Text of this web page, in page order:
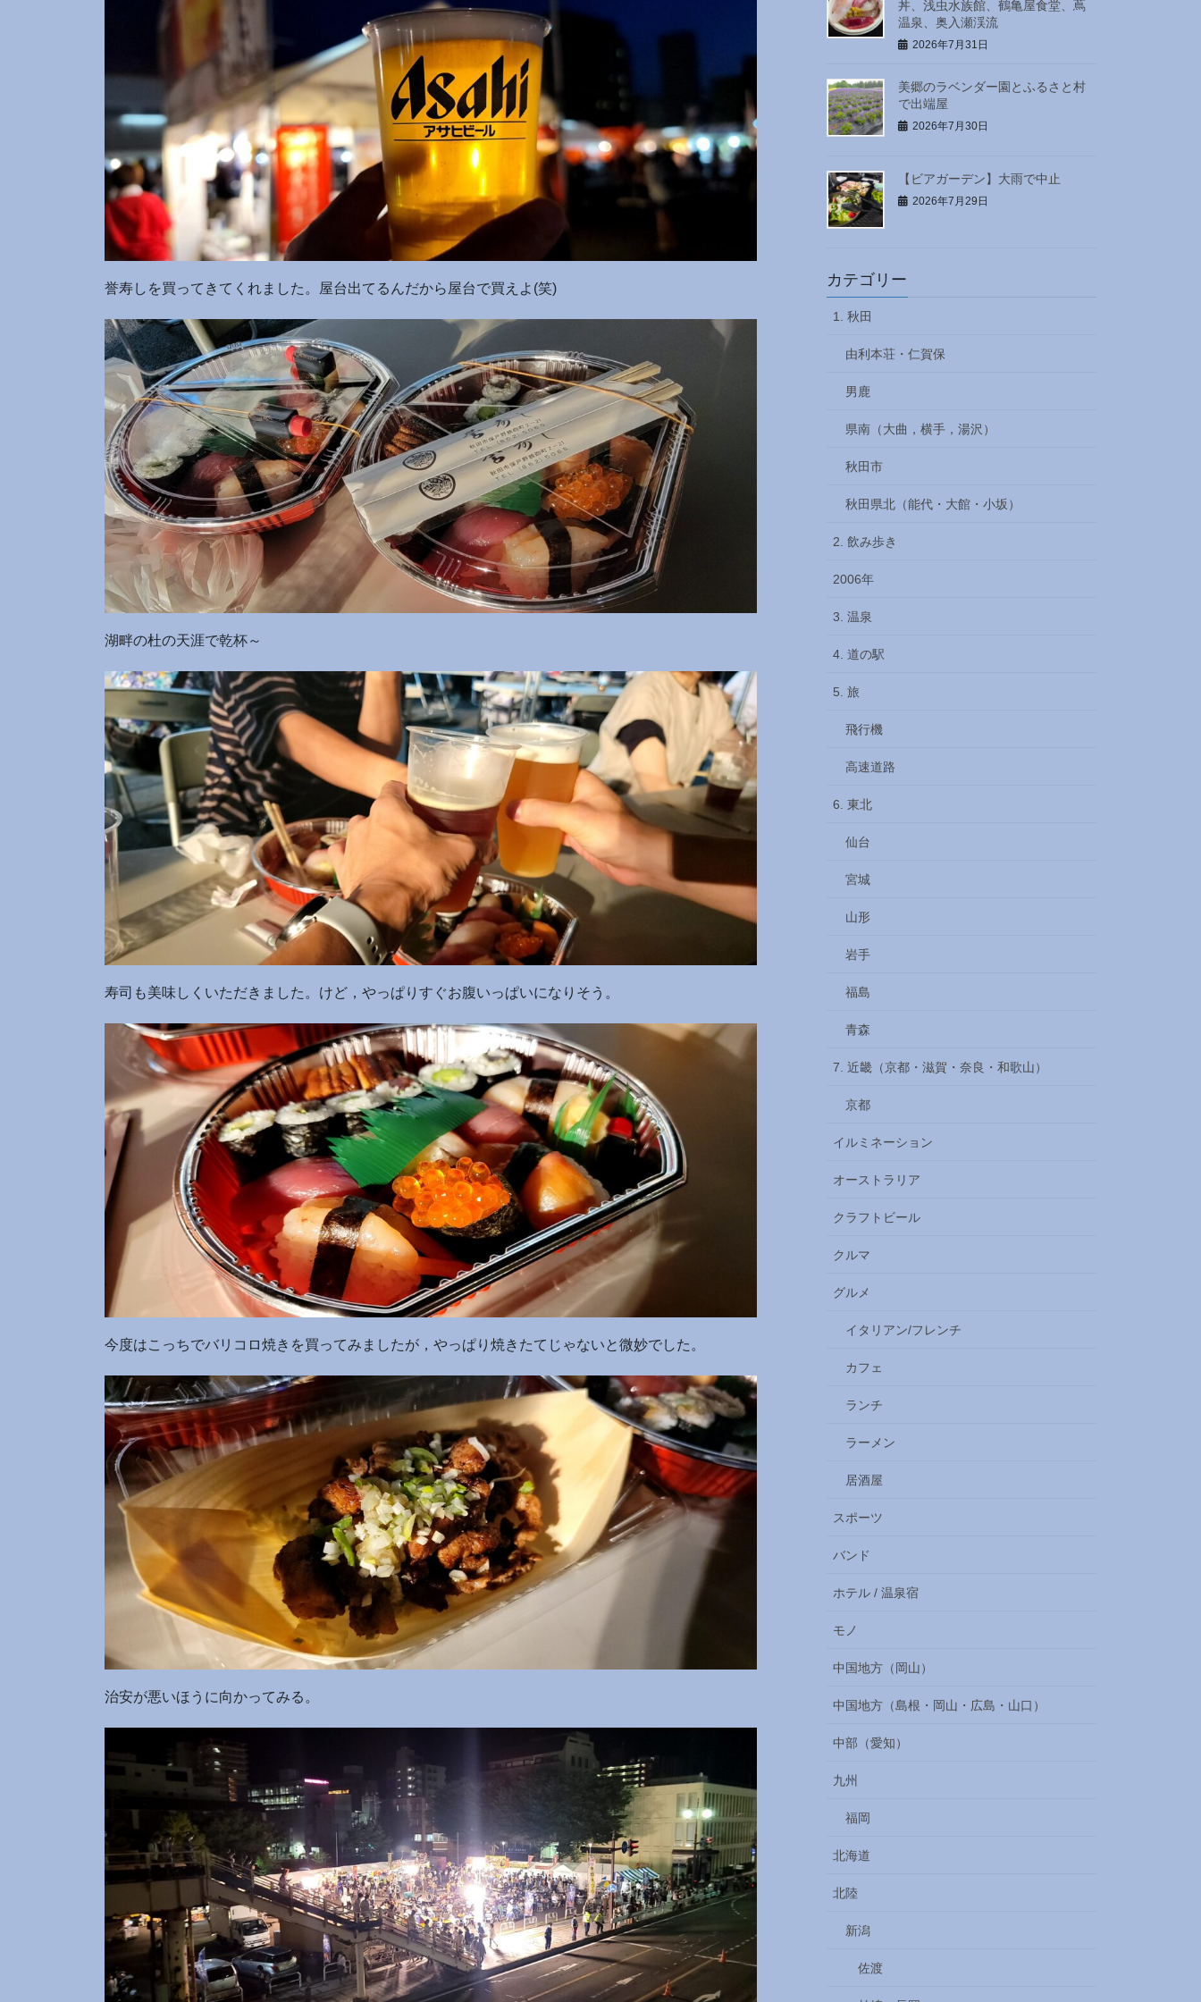
誉寿しを買ってきてくれました。屋台出てるんだから屋台で買えよ(笑)
湖畔の杜の天涯で乾杯～
寿司も美味しくいただきました。けど，やっぱりすぐお腹いっぱいになりそう。
今度はこっちでバリコロ焼きを買ってみましたが，やっぱり焼きたてじゃないと微妙でした。
治安が悪いほうに向かってみる。
丼、浅虫水族館、鶴亀屋食堂、蔦
温泉、奥入瀬渓流
2026年7月31日
美郷のラベンダー園とふるさと村
で出端屋
2026年7月30日
【ビアガーデン】大雨で中止
2026年7月29日
カテゴリー
1. 秋田
由利本荘・仁賀保
男鹿
県南（大曲，横手，湯沢）
秋田市
秋田県北（能代・大館・小坂）
2. 飲み歩き
2006年
3. 温泉
4. 道の駅
5. 旅
飛行機
高速道路
6. 東北
仙台
宮城
山形
岩手
福島
青森
7. 近畿（京都・滋賀・奈良・和歌山）
京都
イルミネーション
オーストラリア
クラフトビール
クルマ
グルメ
イタリアン/フレンチ
カフェ
ランチ
ラーメン
居酒屋
スポーツ
バンド
ホテル / 温泉宿
モノ
中国地方（岡山）
中国地方（島根・岡山・広島・山口）
中部（愛知）
九州
福岡
北海道
北陸
新潟
佐渡